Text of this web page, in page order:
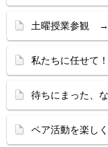
土曜授業参観
私たちに任せ
待ちにまった、
ペア活動を楽し